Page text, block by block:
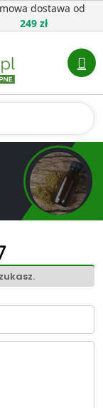
dostawa od
249 zł